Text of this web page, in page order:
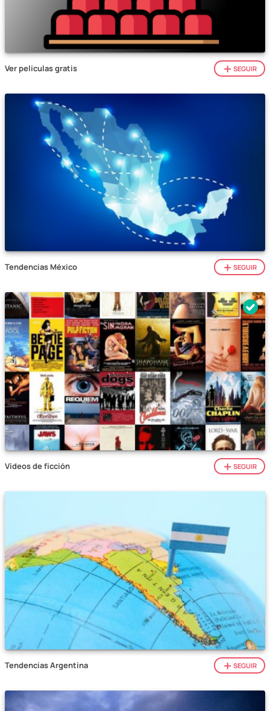
Ver películas gratis SEGUIR
Tendencias México SEGUIR
Vídeos de ficción SEGUIR
Tendencias Argentina SEGUIR